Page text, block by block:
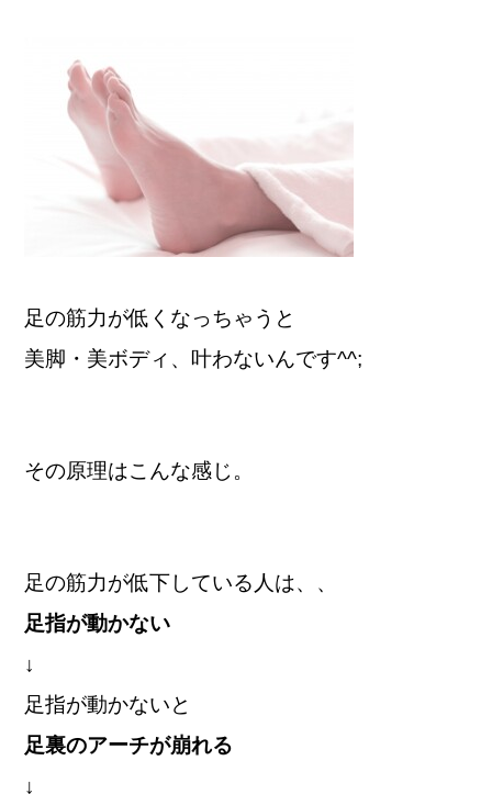
足の筋力が低くなっちゃうと
美脚・美ボディ、叶わないんです^^;
その原理はこんな感じ。
足の筋力が低下している人は、、
足指が動かない
↓
足指が動かないと
足裏のアーチが崩れる
↓